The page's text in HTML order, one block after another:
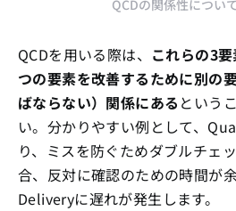
QCDの関係性につい
QCDを用いる際は、 これらの3
つの要素を改善するために別の
ばならない）関係にある という
い。分かりやすい例として、
り、ミスを防ぐためダブルチェ
合、反対に確認のための時間が
Deliveryに遅れが発生します。